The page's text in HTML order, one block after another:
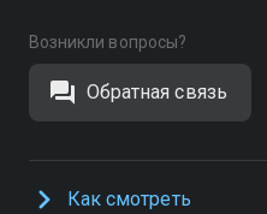
Возникли вопросы?
Обратная связь
Как смотреть